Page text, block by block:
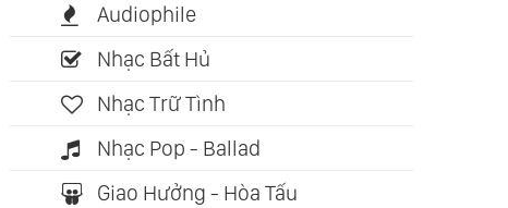
Sách nói: 03:53:48 Sách nói: 08:37:22
Audiophile
Nhạc Bất Hủ
Nhạc Trữ Tình
Nhạc Pop - Ballad
Giao Hưởng - Hòa Tấu